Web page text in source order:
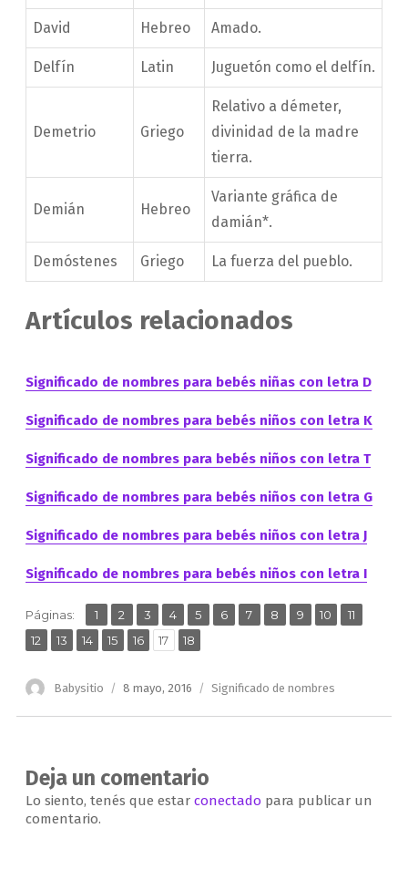
David Hebreo Amado.
Delfín Latin Juguetón como el delfín.
Demetrio Griego
Relativo a démeter,
divinidad de la madre
tierra.
Demián Hebreo
Variante gráfica de
damián*.
Demóstenes Griego La fuerza del pueblo.
Artículos relacionados
Significado de nombres para bebés niñas con letra D
Significado de nombres para bebés niños con letra K
Significado de nombres para bebés niños con letra T
Significado de nombres para bebés niños con letra G
Significado de nombres para bebés niños con letra J
Significado de nombres para bebés niños con letra I
Páginas: Página
1 ,
Página
2 ,Página
3 ,
Página
4 ,Página
5 ,Página
6 ,
Página
7 ,
Página
8 ,
Página
9 ,
Página
10 ,
Página
11
Página
12 ,
Página
13 ,
Página
14 ,
Página
15 ,
Página
16 ,
Página
17 ,
Página
18
Autor
Babysitio
Publicado
8 mayo, 2016 Categorías
Significado de nombres
Deja un comentario
Lo siento, tenés que estar conectado para publicar un
comentario.